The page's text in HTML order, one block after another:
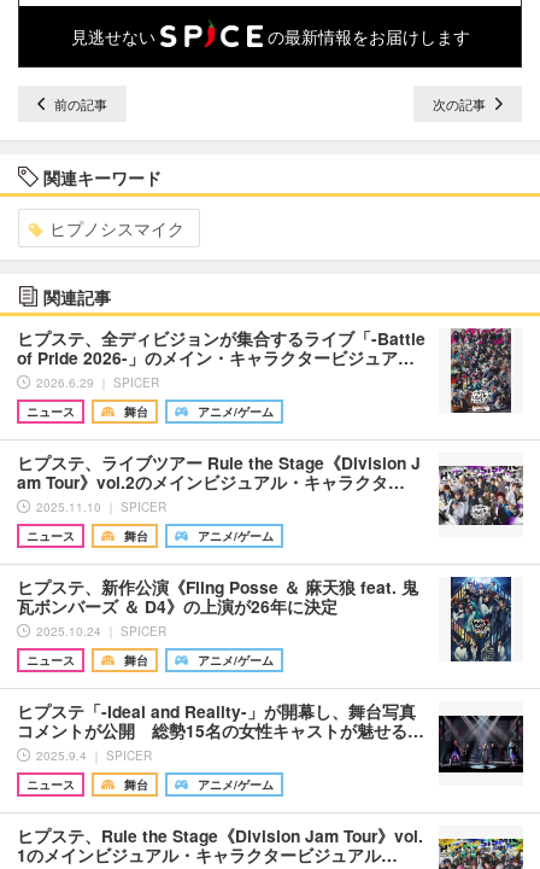
見逃せない の最新情報をお届けします
前の記事 次の記事
関連キーワード
ヒプノシスマイク
関連記事
ヒプステ、全ディビジョンが集合するライブ「-Battle
of Pride 2026-」のメイン・キャラクタービジュア…
2026.6.29 ｜ SPICER
ニュース
舞台 アニメ/ゲーム
ヒプステ、ライブツアー Rule the Stage《Division J
am Tour》vol.2のメインビジュアル・キャラクタ…
2025.11.10 ｜ SPICER
ニュース
舞台 アニメ/ゲーム
ヒプステ、新作公演《Fling Posse ＆ 麻天狼 feat. 鬼
瓦ボンバーズ ＆ D4》の上演が26年に決定
2025.10.24 ｜ SPICER
ニュース
舞台 アニメ/ゲーム
ヒプステ「-Ideal and Reality-」が開幕し、舞台写真
コメントが公開 総勢15名の女性キャストが魅せる…
2025.9.4 ｜ SPICER
ニュース
舞台 アニメ/ゲーム
ヒプステ、Rule the Stage《Division Jam Tour》vol.
1のメインビジュアル・キャラクタービジュアル…